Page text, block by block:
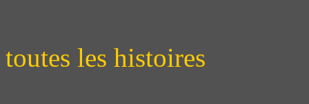
toutes les histoires